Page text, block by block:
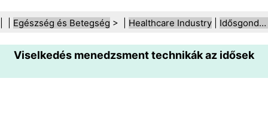
Fogegészség Diéta És Táplálkozás Családi
Egészség Egészségügyi Ágazat Mentális Egészség
Közegészségügy És Biztonság Sebészet És
Egészség és Betegség > | Healthcare Industry Idősgondozás
Viselkedés menedzsment technikák az idősek